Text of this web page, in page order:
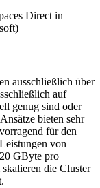
Direct in
ausschließlich über
auf
genug sind oder
bieten sehr
für den
von
GByte pro
die Cluster